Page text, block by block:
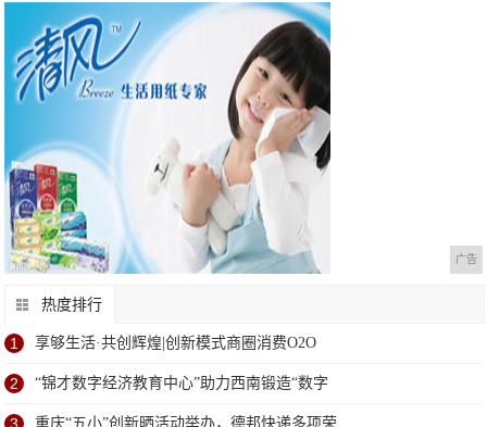
广告
热度排行
1 享够生活·共创辉煌|创新模式商圈消费O2O
2 “锦才数字经济教育中心”助力西南锻造“数字
重庆“五小”创新晒活动举办，德邦快递多项荣